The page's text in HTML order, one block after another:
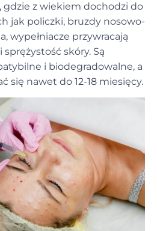
gdzie z wiekiem dochodzi do
jak policzki, bruzdy nosowo-
wypełniacze przywracają
skóry. Są
i biodegradowalne, a
się nawet do 12-18 miesięcy.